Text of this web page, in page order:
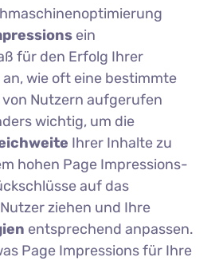
ein
für den Erfolg Ihrer
an, wie oft eine bestimmte
von Nutzern aufgerufen
wichtig, um die
Ihrer Inhalte zu
hohen Page Impressions-
auf das
ziehen und Ihre
entsprechend anpassen.
Page Impressions für Ihre